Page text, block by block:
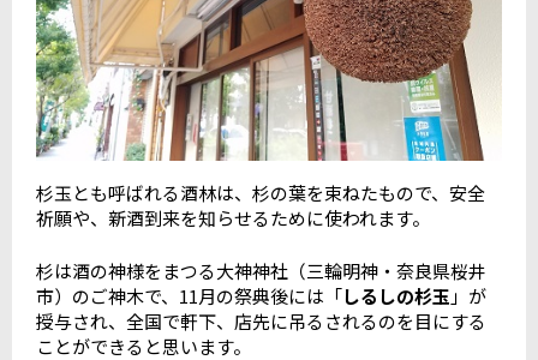
杉玉とも呼ばれる酒林は、杉の葉を束ねたもので、安全
祈願や、新酒到来を知らせるために使われます。
杉は酒の神様をまつる大神神社（三輪明神・奈良県桜井
市）のご神木で、11月の祭典後には「しるしの杉玉 」が
授与され、全国で軒下、店先に吊るされるのを目にする
ことができると思います。